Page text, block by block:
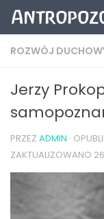
Przeskocz do
ROZWÓJ
Jerzy
PRZEZ ADMIN ·
ZAKTUALIZOWANO